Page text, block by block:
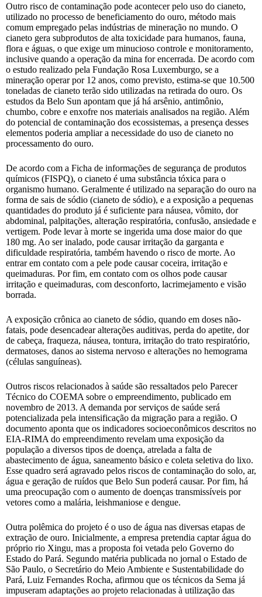
Outro risco de contaminação pode acontecer pelo uso do cianeto,
utilizado no processo de beneficiamento do ouro, método mais
comum empregado pelas indústrias de mineração no mundo. O
cianeto gera subprodutos de alta toxicidade para humanos, fauna,
flora e águas, o que exige um minucioso controle e monitoramento,
inclusive quando a operação da mina for encerrada. De acordo com
o estudo realizado pela Fundação Rosa Luxemburgo, se a
mineração operar por 12 anos, como previsto, estima-se que 10.500
toneladas de cianeto terão sido utilizadas na retirada do ouro. Os
estudos da Belo Sun apontam que já há arsênio, antimônio,
chumbo, cobre e enxofre nos materiais analisados na região. Além
do potencial de contaminação dos ecossistemas, a presença desses
elementos poderia ampliar a necessidade do uso de cianeto no
processamento do ouro.
De acordo com a Ficha de informações de segurança de produtos
químicos (FISPQ), o cianeto é uma substância tóxica para o
organismo humano. Geralmente é utilizado na separação do ouro na
forma de sais de sódio (cianeto de sódio), e a exposição a pequenas
quantidades do produto já é suficiente para náusea, vômito, dor
abdominal, palpitações, alteração respiratória, confusão, ansiedade e
vertigem. Pode levar à morte se ingerida uma dose maior do que
180 mg. Ao ser inalado, pode causar irritação da garganta e
dificuldade respiratória, também havendo o risco de morte. Ao
entrar em contato com a pele pode causar coceira, irritação e
queimaduras. Por fim, em contato com os olhos pode causar
irritação e queimaduras, com desconforto, lacrimejamento e visão
borrada.
A exposição crônica ao cianeto de sódio, quando em doses não-
fatais, pode desencadear alterações auditivas, perda do apetite, dor
de cabeça, fraqueza, náusea, tontura, irritação do trato respiratório,
dermatoses, danos ao sistema nervoso e alterações no hemograma
(células sanguíneas).
Outros riscos relacionados à saúde são ressaltados pelo Parecer
Técnico do COEMA sobre o empreendimento, publicado em
novembro de 2013. A demanda por serviços de saúde será
potencializada pela intensificação da migração para a região. O
documento aponta que os indicadores socioeconômicos descritos no
EIA-RIMA do empreendimento revelam uma exposição da
população a diversos tipos de doença, atrelada a falta de
abastecimento de água, saneamento básico e coleta seletiva do lixo.
Esse quadro será agravado pelos riscos de contaminação do solo, ar,
água e geração de ruídos que Belo Sun poderá causar. Por fim, há
uma preocupação com o aumento de doenças transmissíveis por
vetores como a malária, leishmaniose e dengue.
Outra polêmica do projeto é o uso de água nas diversas etapas de
extração de ouro. Inicialmente, a empresa pretendia captar água do
próprio rio Xingu, mas a proposta foi vetada pelo Governo do
Estado do Pará. Segundo matéria publicada no jornal o Estado de
São Paulo, o Secretário do Meio Ambiente e Sustentabilidade do
Pará, Luiz Fernandes Rocha, afirmou que os técnicos da Sema já
impuseram adaptações ao projeto relacionadas à utilização das